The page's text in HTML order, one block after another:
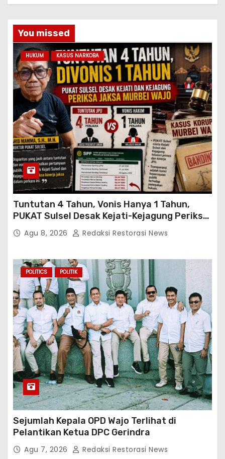
You missed
HUKUM KASUS NARKOBA
Tuntutan 4 Tahun, Vonis Hanya 1 Tahun,
PUKAT Sulsel Desak Kejati-Kejagung Periksa
JPU Murbei Wajo
Agu 8, 2026 Redaksi Restorasi News
POLITICS POLITIK
Sejumlah Kepala OPD Wajo Terlihat di
Pelantikan Ketua DPC Gerindra
Agu 7, 2026 Redaksi Restorasi News